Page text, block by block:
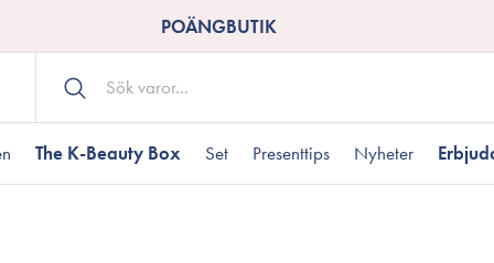
POÄNGBUTIK
The K-Beauty Box Set Presenttips Nyheter